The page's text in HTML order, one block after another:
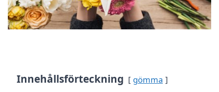
Innehållsförteckning gömma